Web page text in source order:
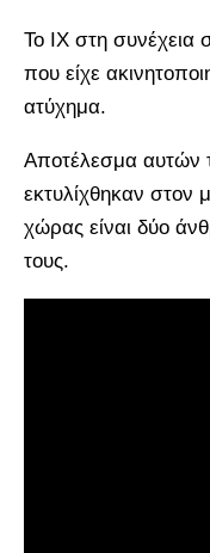
Το ΙΧ στη συνέχεια
που είχε
ατύχημα.
Αποτέλεσμα αυτών
εκτυλίχθηκαν στον
χώρας είναι δύο
τους.